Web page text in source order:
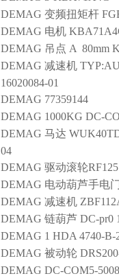
DEMAG 变频扭矩杆
DEMAG 电机
DEMAG 吊点 A 80mm
DEMAG 减速机
16020084-01
DEMAG 77359144
DEMAG 1000KG DC-
DEMAG 马达
04
DEMAG 驱动滚轮RF125
DEMAG 电动葫芦手电
DEMAG 减速机
DEMAG 链葫芦 DC-pr0
DEMAG 1 HDA 4740-B-
DEMAG 被动轮
DEMAG DC-COM5-